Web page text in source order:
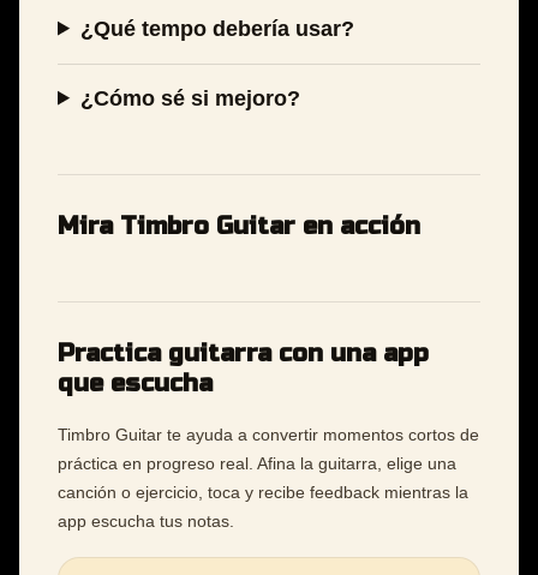
¿Qué tempo debería usar?
¿Cómo sé si mejoro?
Mira Timbro Guitar en acción
Practica guitarra con una app
que escucha
Timbro Guitar te ayuda a convertir momentos cortos de
práctica en progreso real. Afina la guitarra, elige una
canción o ejercicio, toca y recibe feedback mientras la
app escucha tus notas.